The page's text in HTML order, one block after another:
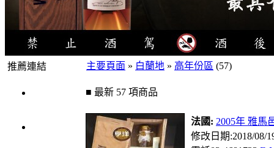
推薦連結 主要頁面 » 白蘭地 » 高年份區 (57)
■ 最新 57 項商品
法國: 2005年 雅馬
修改日期:2018/08/